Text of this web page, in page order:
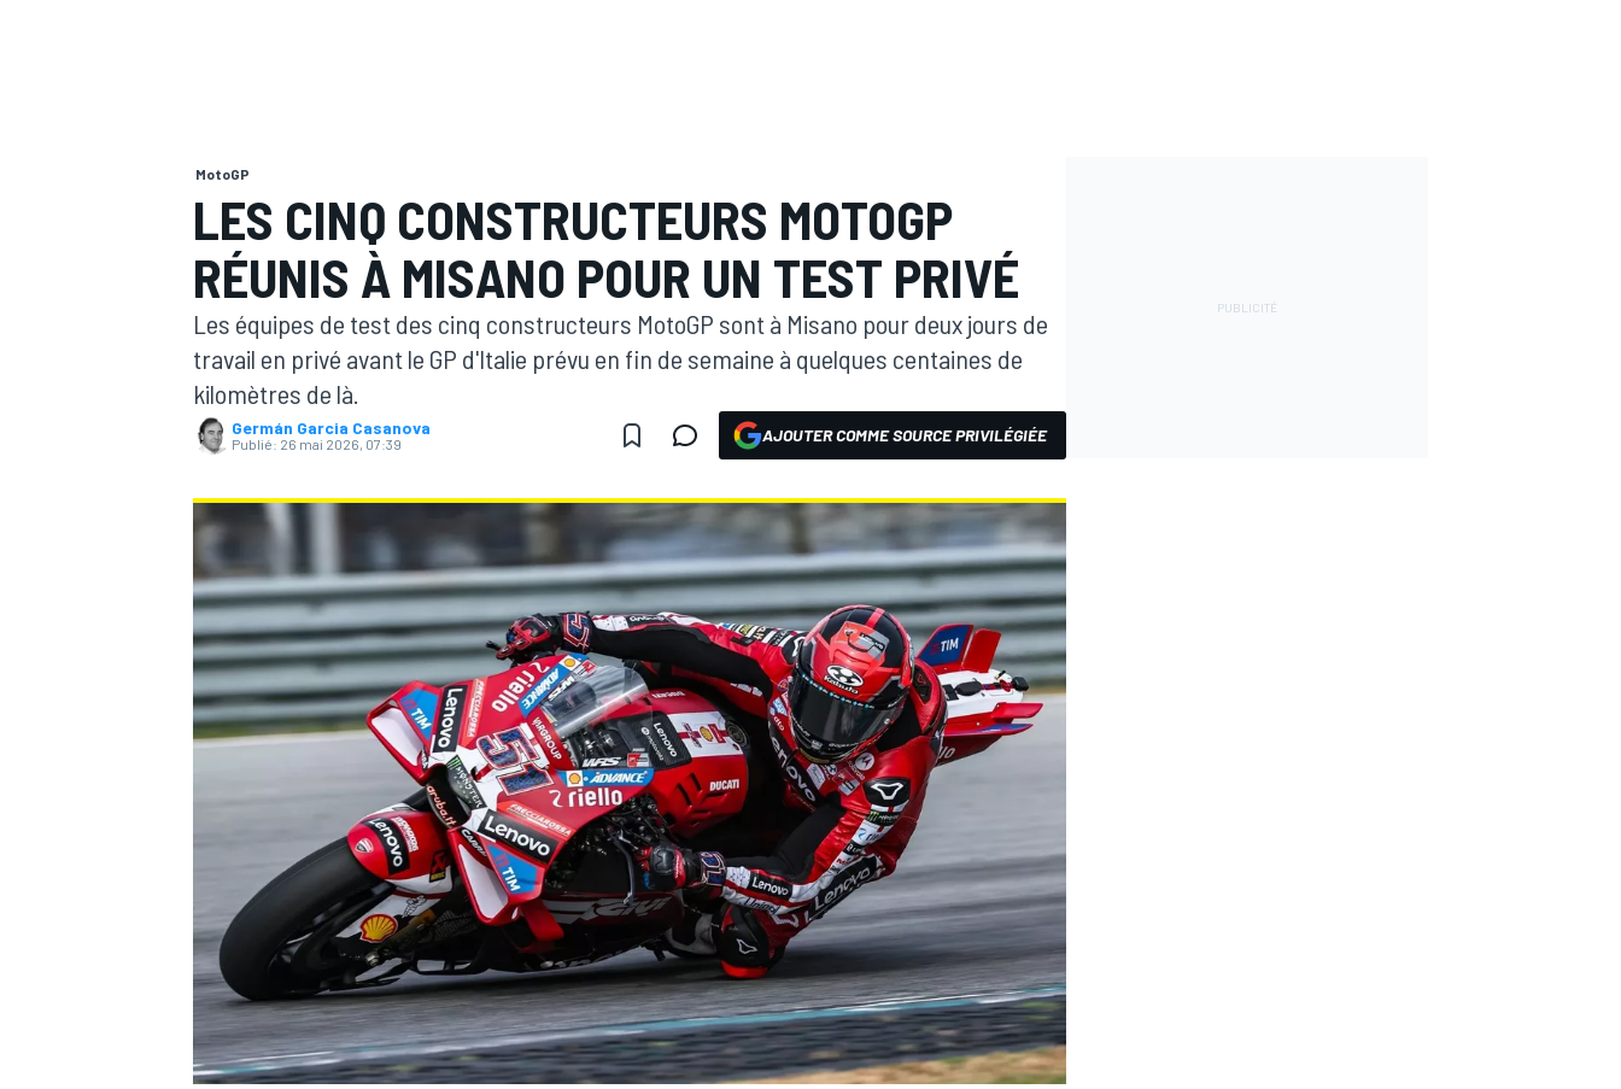
MOTOGP
WRC
WEC
MotoGP
LES CINQ CONSTRUCTEURS MOTOGP
RÉUNIS À MISANO POUR UN TEST PRIVÉ
Les équipes de test des cinq constructeurs MotoGP sont à Misano pour deux jours de
travail en privé avant le GP d'Italie prévu en fin de semaine à quelques centaines de
kilomètres de là.
Germán Garcia Casanova
Publié: 26 mai 2026, 07:39 AJOUTER COMME SOURCE PRIVILÉGIÉE